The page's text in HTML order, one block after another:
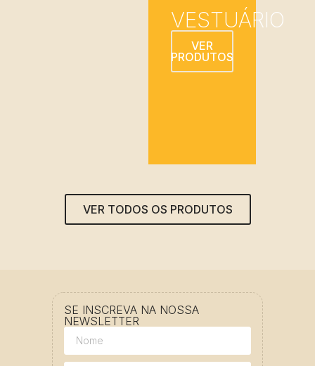
VESTUÁRIO
VER
PRODUTOS
VER TODOS OS PRODUTOS
SE INSCREVA NA NOSSA
NEWSLETTER